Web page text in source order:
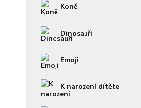
Koně
Dinosauři
Emoji
K narození dítěte